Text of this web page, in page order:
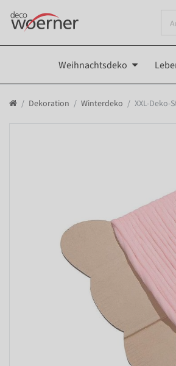
Weihnachtsdeko
Dekoration Winterdeko XXL-Deko-